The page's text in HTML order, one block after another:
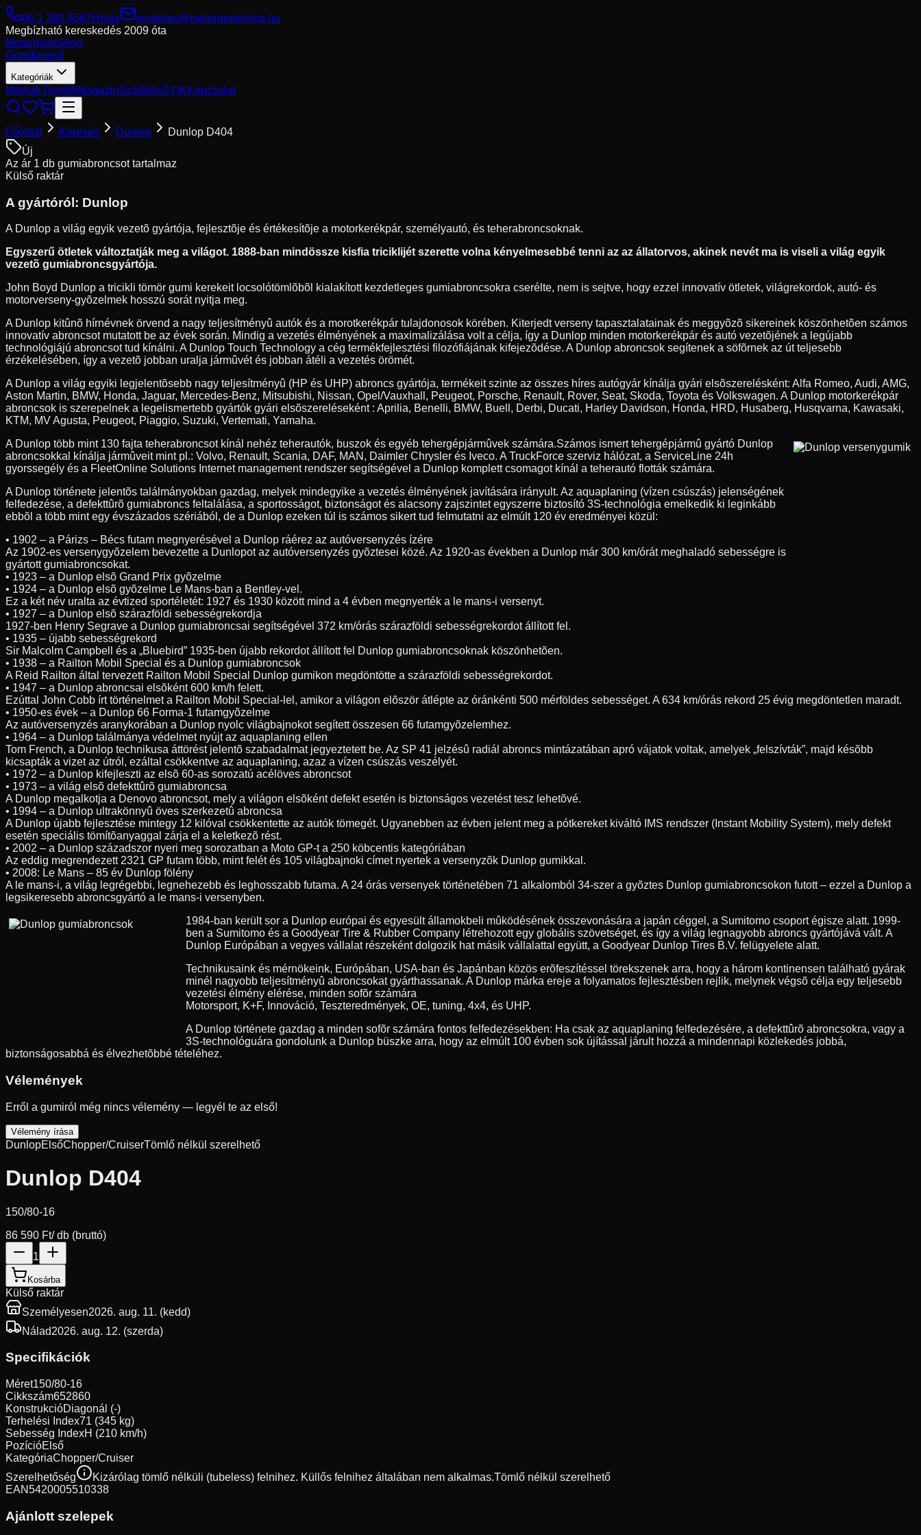
06 1 280 6567Hívás
rendeles@motorgumishop.hu
Megbízható kereskedés 2009 óta
MotorgumiShop
Gumikereső
Kategóriák
MárkákTömlőkMagazinSzállításGYIKKapcsolat
Főoldal Keresés Dunlop
Dunlop D404
Új
Az ár 1 db gumiabroncsot tartalmaz
Külső raktár
A gyártóról: Dunlop
A Dunlop a világ egyik vezetõ gyártója, fejlesztõje és értékesítõje a motorkerékpár, személyautó, és teherabroncsoknak.
Egyszerű ötletek változtatják meg a világot. 1888-ban mindössze kisfia triciklijét szerette volna kényelmesebbé tenni az az állatorvos, akinek nevét ma is viseli a világ egyik
vezetõ gumiabroncsgyártója.
John Boyd Dunlop a tricikli tömör gumi kerekeit locsolótömlõbõl kialakított kezdetleges gumiabroncsokra cserélte, nem is sejtve, hogy ezzel innovatív ötletek, világrekordok, autó- és
motorverseny-gyõzelmek hosszú sorát nyitja meg.
A Dunlop kitûnõ hírnévnek örvend a nagy teljesítményû autók és a morotkerékpár tulajdonosok körében. Kiterjedt verseny tapasztalatainak és meggyõzõ sikereinek köszönhetõen számos
innovatív abroncsot mutatott be az évek során. Mindig a vezetés élményének a maximalizálása volt a célja, így a Dunlop minden motorkerékpár és autó vezetõjének a legújabb
technológiájú abroncsot tud kínálni. A Dunlop Touch Technology a cég termékfejlesztési filozófiájának kifejezõdése. A Dunlop abroncsok segítenek a söfõrnek az út teljesebb
érzékelésében, így a vezetõ jobban uralja jármûvét és jobban átéli a vezetés örömét.
A Dunlop a világ egyiki legjelentõsebb nagy teljesítményû (HP és UHP) abroncs gyártója, termékeit szinte az összes híres autógyár kínálja gyári elsõszerelésként: Alfa Romeo, Audi, AMG,
Aston Martin, BMW, Honda, Jaguar, Mercedes-Benz, Mitsubishi, Nissan, Opel/Vauxhall, Peugeot, Porsche, Renault, Rover, Seat, Skoda, Toyota és Volkswagen. A Dunlop motorkerékpár
abroncsok is szerepelnek a legelismertebb gyártók gyári elsõszereléseként : Aprilia, Benelli, BMW, Buell, Derbi, Ducati, Harley Davidson, Honda, HRD, Husaberg, Husqvarna, Kawasaki,
KTM, MV Agusta, Peugeot, Piaggio, Suzuki, Vertemati, Yamaha.
A Dunlop több mint 130 fajta teherabroncsot kínál nehéz teherautók, buszok és egyéb tehergépjármûvek számára.Számos ismert tehergépjármû gyártó Dunlop
abroncsokkal kínálja jármûveit mint pl.: Volvo, Renault, Scania, DAF, MAN, Daimler Chrysler és Iveco. A TruckForce szerviz hálózat, a ServiceLine 24h
gyorssegély és a FleetOnline Solutions Internet management rendszer segítségével a Dunlop komplett csomagot kínál a teherautó flották számára.
A Dunlop története jelentõs találmányokban gazdag, melyek mindegyike a vezetés élményének javítására irányult. Az aquaplaning (vízen csúszás) jelenségének
felfedezése, a defekttûrõ gumiabroncs feltalálása, a sportosságot, biztonságot és alacsony zajszintet egyszerre biztosító 3S-technológia emelkedik ki leginkább
ebbõl a több mint egy évszázados szériából, de a Dunlop ezeken túl is számos sikert tud felmutatni az elmúlt 120 év eredményei közül:
• 1902 – a Párizs – Bécs futam megnyerésével a Dunlop ráérez az autóversenyzés ízére
Az 1902-es versenygyõzelem bevezette a Dunlopot az autóversenyzés gyõztesei közé. Az 1920-as években a Dunlop már 300 km/órát meghaladó sebességre is
gyártott gumiabroncsokat.
• 1923 – a Dunlop elsõ Grand Prix gyõzelme
• 1924 – a Dunlop elsõ gyõzelme Le Mans-ban a Bentley-vel.
Ez a két név uralta az évtized sportéletét: 1927 és 1930 között mind a 4 évben megnyerték a le mans-i versenyt.
• 1927 – a Dunlop elsõ szárazföldi sebességrekordja
1927-ben Henry Segrave a Dunlop gumiabroncsai segítségével 372 km/órás szárazföldi sebességrekordot állított fel.
• 1935 – újabb sebességrekord
Sir Malcolm Campbell és a „Bluebird” 1935-ben újabb rekordot állított fel Dunlop gumiabroncsoknak köszönhetõen.
• 1938 – a Railton Mobil Special és a Dunlop gumiabroncsok
A Reid Railton által tervezett Railton Mobil Special Dunlop gumikon megdöntötte a szárazföldi sebességrekordot.
• 1947 – a Dunlop abroncsai elsõként 600 km/h felett.
Ezúttal John Cobb írt történelmet a Railton Mobil Special-lel, amikor a világon elõször átlépte az óránkénti 500 mérföldes sebességet. A 634 km/órás rekord 25 évig megdöntetlen maradt.
• 1950-es évek – a Dunlop 66 Forma-1 futamgyõzelme
Az autóversenyzés aranykorában a Dunlop nyolc világbajnokot segített összesen 66 futamgyõzelemhez.
• 1964 – a Dunlop találmánya védelmet nyújt az aquaplaning ellen
Tom French, a Dunlop technikusa áttörést jelentõ szabadalmat jegyeztetett be. Az SP 41 jelzésû radiál abroncs mintázatában apró vájatok voltak, amelyek „felszívták”, majd késõbb
kicsapták a vizet az útról, ezáltal csökkentve az aquaplaning, azaz a vízen csúszás veszélyét.
• 1972 – a Dunlop kifejleszti az elsõ 60-as sorozatú acélöves abroncsot
• 1973 – a világ elsõ defekttûrõ gumiabroncsa
A Dunlop megalkotja a Denovo abroncsot, mely a világon elsõként defekt esetén is biztonságos vezetést tesz lehetõvé.
• 1994 – a Dunlop ultrakönnyû öves szerkezetû abroncsa
A Dunlop újabb fejlesztése mintegy 12 kilóval csökkentette az autók tömegét. Ugyanebben az évben jelent meg a pótkereket kiváltó IMS rendszer (Instant Mobility System), mely defekt
esetén speciális tömítõanyaggal zárja el a keletkezõ rést.
• 2002 – a Dunlop századszor nyeri meg sorozatban a Moto GP-t a 250 köbcentis kategóriában
Az eddig megrendezett 2321 GP futam több, mint felét és 105 világbajnoki címet nyertek a versenyzõk Dunlop gumikkal.
• 2008: Le Mans – 85 év Dunlop fölény
A le mans-i, a világ legrégebbi, legnehezebb és leghosszabb futama. A 24 órás versenyek történetében 71 alkalomból 34-szer a gyõztes Dunlop gumiabroncsokon futott – ezzel a Dunlop a
legsikeresebb abroncsgyártó a le mans-i versenyben.
1984-ban került sor a Dunlop európai és egyesült államokbeli mûködésének összevonására a japán céggel, a Sumitomo csoport égisze alatt. 1999-
ben a Sumitomo és a Goodyear Tire & Rubber Company létrehozott egy globális szövetséget, és így a világ legnagyobb abroncs gyártójává vált. A
Dunlop Európában a vegyes vállalat részeként dolgozik hat másik vállalattal együtt, a Goodyear Dunlop Tires B.V. felügyelete alatt.
Technikusaink és mérnökeink, Európában, USA-ban és Japánban közös erõfeszítéssel törekszenek arra, hogy a három kontinensen található gyárak
minél nagyobb teljesítményû abroncsokat gyárthassanak. A Dunlop márka ereje a folyamatos fejlesztésben rejlik, melynek végsõ célja egy teljesebb
vezetési élmény elérése, minden sofõr számára
Motorsport, K+F, Innováció, Teszteredmények, OE, tuning, 4x4, és UHP.
A Dunlop története gazdag a minden sofõr számára fontos felfedezésekben: Ha csak az aquaplaning felfedezésére, a defekttûrõ abroncsokra, vagy a
3S-technológuára gondolunk a Dunlop büszke arra, hogy az elmúlt 100 évben sok újítással járult hozzá a mindennapi közlekedés jobbá,
biztonságosabbá és élvezhetõbbé tételéhez.
Vélemények
Erről a gumiról még nincs vélemény — legyél te az első!
Vélemény írása
DunlopElsőChopper/CruiserTömlő nélkül szerelhető
Dunlop D404
150/80-16
86 590 Ft/ db (bruttó)
1
Kosárba
Külső raktár
Személyesen2026. aug. 11. (kedd)
Nálad2026. aug. 12. (szerda)
Specifikációk
Méret150/80-16
Cikkszám652860
KonstrukcióDiagonál (-)
Terhelési Index71 (345 kg)
Sebesség IndexH (210 km/h)
PozícióElső
KategóriaChopper/Cruiser
Szerelhetőség
Kizárólag tömlő nélküli (tubeless) felnihez. Küllős felnihez általában nem alkalmas.Tömlő nélkül szerelhető
EAN5420005510338
Ajánlott szelepek